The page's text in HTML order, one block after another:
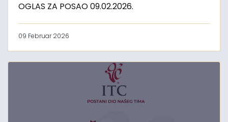
OGLAS ZA POSAO 09.02.2026.
09 Februar 2026